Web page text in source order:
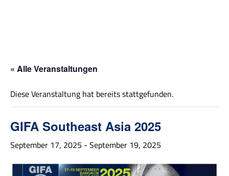
« Alle Veranstaltungen
Diese Veranstaltung hat bereits stattgefunden.
GIFA Southeast Asia 2025
September 17, 2025 - September 19, 2025